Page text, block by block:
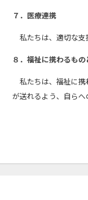
７．医療連携
私たちは、適切な支
８．福祉に携わるもの
私たちは、福祉に携
が送れるよう、自ら